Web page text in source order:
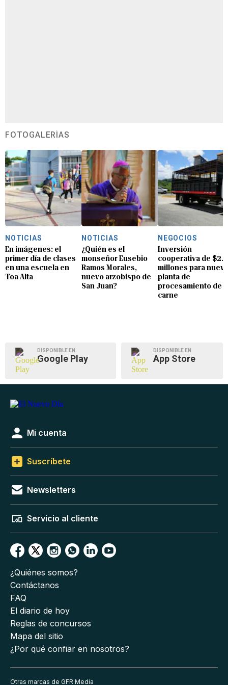
FOTOGALERÍAS
NOTICIAS
En imágenes: el
primer día de clases
en una escuela en
Toa Alta
NOTICIAS
¿Quién es el
monseñor Eusebio
Ramos Morales,
nuevo arzobispo de
San Juan?
NEGOCIOS
Inversión
cooperativa de $2.8
millones para nueva
planta de
procesamiento de
carne
DISPONIBLE EN
Google Play
DISPONIBLE EN
App Store
Mi cuenta
Suscríbete
Newsletters
Servicio al cliente
¿Quiénes somos?
Contáctanos
FAQ
El diario de hoy
Reglas de concursos
Mapa del sitio
¿Por qué confiar en nosotros?
Otras marcas de GFR Media